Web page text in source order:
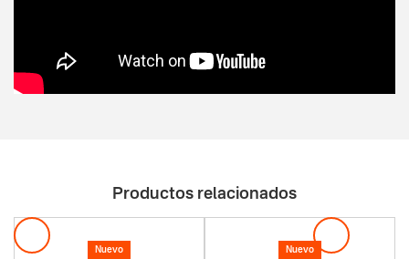
Productos relacionados
Nuevo
Nuevo